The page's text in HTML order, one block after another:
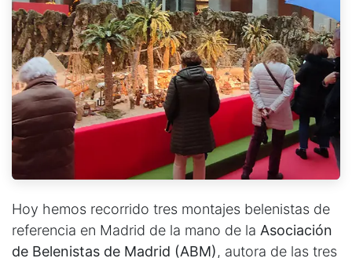
Hoy hemos recorrido tres montajes belenistas de
referencia en Madrid de la mano de la Asociación
de Belenistas de Madrid (ABM), autora de las tres